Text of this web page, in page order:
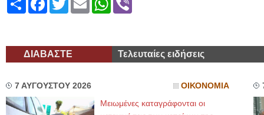
ΔΙΑΒΑΣΤΕ Τελευταίες ειδήσεις
7 ΑΥΓΟΥΣΤΟΥ 2026 ΟΙΚΟΝΟΜΙΑ
Μειωμένες καταγράφονται οι